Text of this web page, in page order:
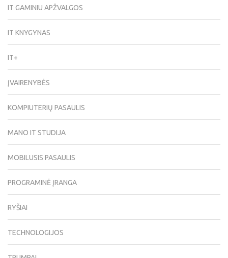
IT GAMINIU APŽVALGOS
IT KNYGYNAS
IT+
ĮVAIRENYBĖS
KOMPIUTERIŲ PASAULIS
MANO IT STUDIJA
MOBILUSIS PASAULIS
PROGRAMINĖ ĮRANGA
RYŠIAI
TECHNOLOGIJOS